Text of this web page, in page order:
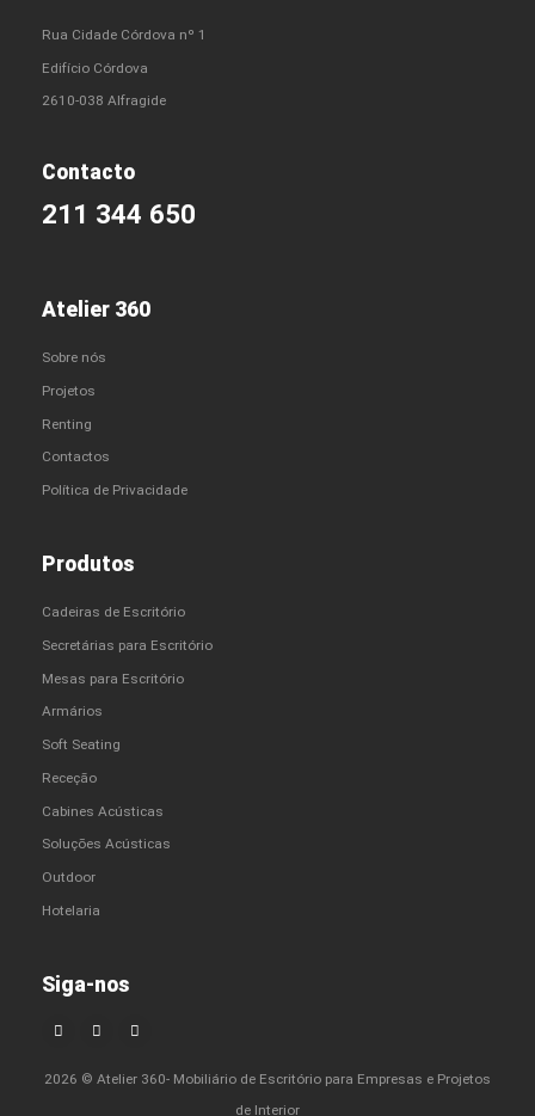
Rua Cidade Córdova nº 1
Edifício Córdova
2610-038 Alfragide
Contacto
211 344 650
Atelier 360
Sobre nós
Projetos
Renting
Contactos
Política de Privacidade
Produtos
Cadeiras de Escritório
Secretárias para Escritório
Mesas para Escritório
Armários
Soft Seating
Receção
Cabines Acústicas
Soluções Acústicas
Outdoor
Hotelaria
Siga-nos
2026 © Atelier 360- Mobiliário de Escritório para Empresas e Projetos
de Interior